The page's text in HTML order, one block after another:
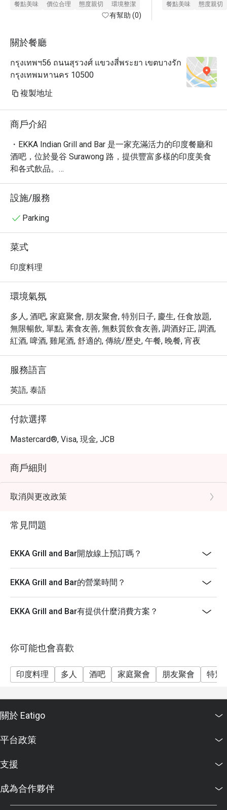
餐點美味 價位合理 態度親切 環境整潔
有幫助 (0)
餐點美味 態度親切
關於餐廳
กรุงเทพฯ56 ถนนสุรวงศ์ แขวงสี่พระยา เขตบางรัก
กรุงเทพมหานคร 10500
複製地址
商戶介紹
・EKKA Indian Grill and Bar 是一家充滿活力的印度餐廳和
酒吧，位於曼谷 Surawong 路，提供豐富多樣的印度美食
和各式飲品。
・擁有高達 4.8 星的評分以及超過 700 則評論，EKKA 以
其舒適的氛圍和全面的餐飲選擇而聞名。無論是想品嚐道
地的印度咖哩、烤肉，還是享受一杯精心調製的雞尾酒，
EKKA 都能滿足您的味蕾。必嚐的包括印度烤餅、奶油雞
・現在透過 Eatigo 預訂 EKKA Indian Grill and Bar，即可享
受高達 5 折的優惠！快來體驗正宗的印度風味，享受美好
的用餐體驗。
設施/服務
Parking
菜式
印度料理
環境氣氛
多人, 酒吧, 家庭聚會, 朋友聚會, 特別日子, 慶生, 任食放題,
無限暢飲, 單點, 素食友善, 無麩質飲食友善, 調酒好正, 調酒,
紅酒, 啤酒, 雞尾酒, 舒適的, 傳統/歷史, 午餐, 晚餐, 宵夜
服務語言
英語, 泰語
付款選擇
Mastercard®, Visa, 現金, JCB
商戶細則
取消與更改政策
常見問題
EKKA Grill and Bar開放線上預訂嗎？
EKKA Grill and Bar的營業時間？
EKKA Grill and Bar有提供什麼消費方案？
你可能也會喜歡
印度料理 多人 酒吧 家庭聚會 朋友聚會 特別
關於 Eatigo
平台政策
支援
成為合作夥伴